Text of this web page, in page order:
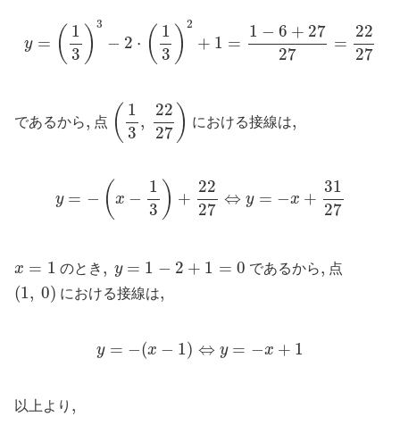
y = ( 1
3 ) 3
− 2 ⋅ ( 1
3 ) 2
+ 1 =
1 − 6 + 27
27
=
22
27
y 1 3 1 2 +
であるから,, 点 ( 1
3
,
22
27 )
1 3 2227
における接線は,,
y = − ( x −
1
3 ) +
22
27
⇔ y = −x +
31
27
−( 3 )+ 27⇔
x = 1
x のとき , y = 1 − 2 + 1 = 0
y= −2 1= 0 であるから,, 点
(1, 0)
(1 0) における接線は,,
y = −(x − 1) ⇔ y = −x + 1
= −1
以上より ,,